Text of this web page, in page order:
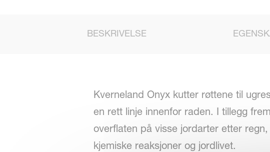
BESKRIVELSE
Kverneland Onyx kutter røttene til
en rett linje innenfor raden. I tillegg
overflaten på visse jordarter etter
kjemiske reaksjoner og jordlivet.